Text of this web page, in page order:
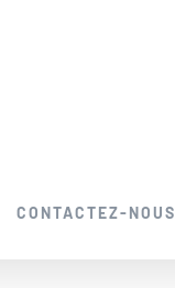
CONTACTEZ-NOUS